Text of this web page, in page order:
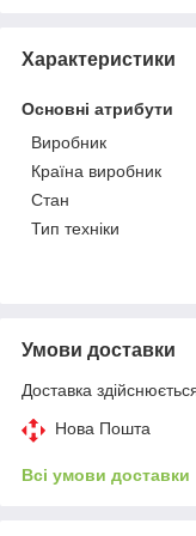
Характеристики
Основні атрибути
Виробник
Країна виробник
Стан
Тип техніки
Умови доставки
Доставка
Нова Пошта
Всі умови доставки